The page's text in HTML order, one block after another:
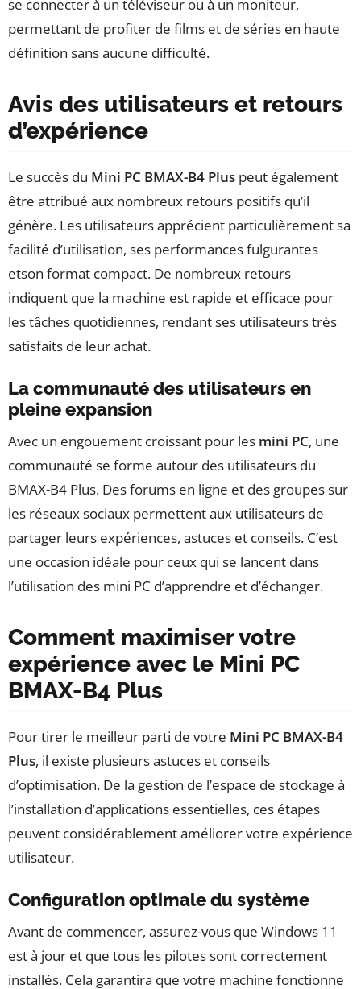
se connecter à un téléviseur ou à un moniteur,
permettant de profiter de films et de séries en haute
définition sans aucune difficulté.
Avis des utilisateurs et retours
d’expérience
Le succès du Mini PC BMAX-B4 Plus peut également
être attribué aux nombreux retours positifs qu’il
génère. Les utilisateurs apprécient particulièrement sa
facilité d’utilisation, ses performances fulgurantes
etson format compact. De nombreux retours
indiquent que la machine est rapide et efficace pour
les tâches quotidiennes, rendant ses utilisateurs très
satisfaits de leur achat.
La communauté des utilisateurs en
pleine expansion
Avec un engouement croissant pour les mini PC, une
communauté se forme autour des utilisateurs du
BMAX-B4 Plus. Des forums en ligne et des groupes sur
les réseaux sociaux permettent aux utilisateurs de
partager leurs expériences, astuces et conseils. C’est
une occasion idéale pour ceux qui se lancent dans
l’utilisation des mini PC d’apprendre et d’échanger.
Comment maximiser votre
expérience avec le Mini PC
BMAX-B4 Plus
Pour tirer le meilleur parti de votre Mini PC BMAX-B4
Plus, il existe plusieurs astuces et conseils
d’optimisation. De la gestion de l’espace de stockage à
l’installation d’applications essentielles, ces étapes
peuvent considérablement améliorer votre expérience
utilisateur.
Configuration optimale du système
Avant de commencer, assurez-vous que Windows 11
est à jour et que tous les pilotes sont correctement
installés. Cela garantira que votre machine fonctionne